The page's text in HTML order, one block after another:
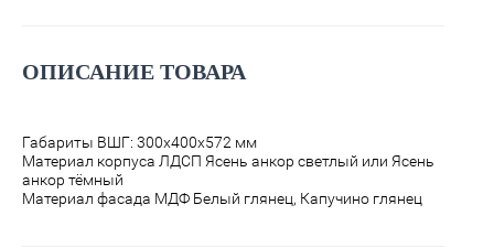
ОПИСАНИЕ ТОВАРА
Габариты ВШГ: 300х400х572 мм
Материал корпуса ЛДСП Ясень анкор светлый или Ясень
анкор тёмный
Материал фасада МДФ Белый глянец, Капучино глянец